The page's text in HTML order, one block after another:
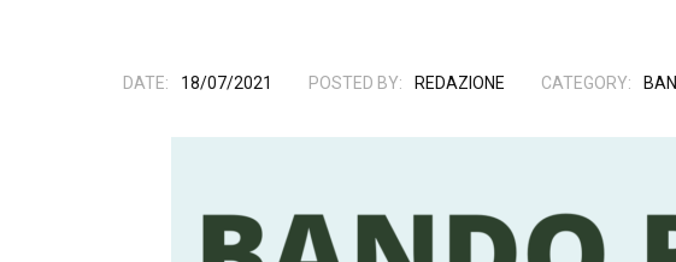
DATE: 18/07/2021 POSTED BY: REDAZIONE CATEGORY: